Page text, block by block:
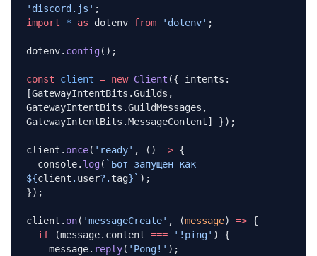
'discord.js' ;
import * as dotenv from 'dotenv' ;
dotenv. config();
const client = new Client ({ intents:
[GatewayIntentBits.Guilds,
GatewayIntentBits.GuildMessages,
GatewayIntentBits.MessageContent] });
client. once( 'ready' , () => {
  console.
log( `Бот запущен как
${client . user?. tag}` );
});
client. on( 'messageCreate' , (message) => {
  if
(message.content === '!ping' ) {
    message.
reply( 'Pong!' );